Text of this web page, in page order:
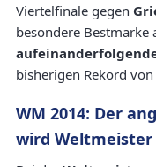
Viertelfinale gegen
besondere Bestmarke
bisherigen Rekord von
WM 2014: Der
wird Weltmeister